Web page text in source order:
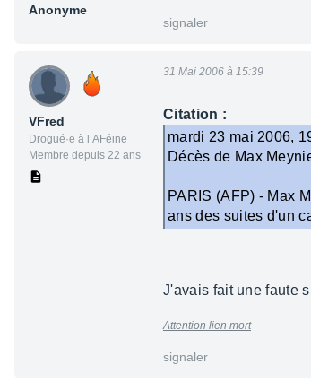
Anonyme
signaler
VFred
Drogué·e à l’AFéine
Membre depuis 22 ans
31 Mai 2006 à 15:39
Citation :
mardi 23 mai 2006,
Décès de Max
PARIS (AFP) - Max
ans des suites d'un
J'avais fait une faute
Attention lien mort
signaler